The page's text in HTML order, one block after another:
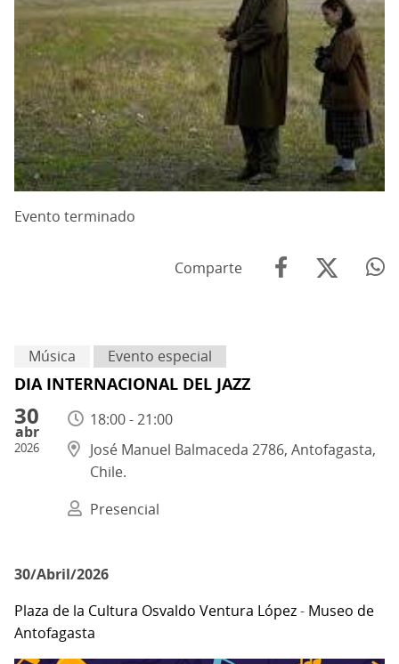
Evento terminado
Comparte
Música Evento especial
DIA INTERNACIONAL DEL JAZZ
30
abr
2026
18:00 - 21:00
José Manuel Balmaceda 2786, Antofagasta,
Chile.
Presencial
30/Abril/2026
Plaza de la Cultura Osvaldo Ventura López- Museo de
Antofagasta